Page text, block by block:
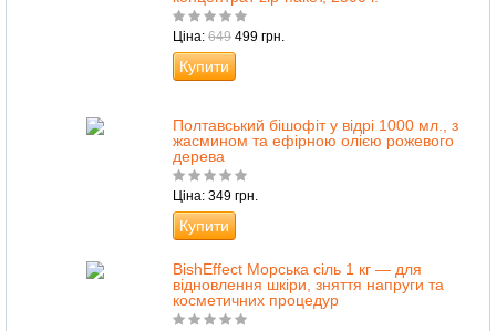
Ціна: 649 499 грн.
Купити
Полтавський бішофіт у відрі 1000 мл., з
жасмином та ефірною олією рожевого
дерева
Ціна: 349 грн.
Купити
BishEffect Морська сіль 1 кг — для
відновлення шкіри, зняття напруги та
косметичних процедур